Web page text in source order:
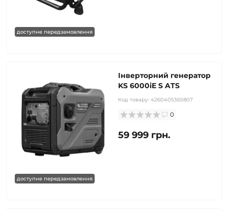
доступне передзамовлення
доступне передзамовлення
Інверторний генератор
KS 6000iE S ATS
Код товару: 4260405365807
0
59 999 грн.